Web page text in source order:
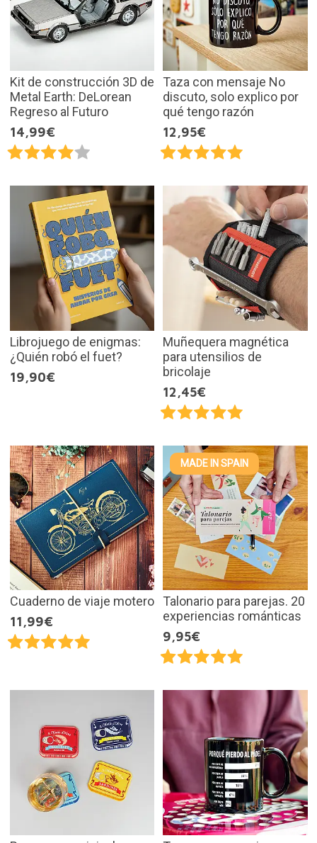
Kit de construcción 3D de
Metal Earth: DeLorean
Regreso al Futuro
14,99€
Taza con mensaje No
discuto, solo explico por
qué tengo razón
12,95€
Librojuego de enigmas:
¿Quién robó el fuet?
19,90€
Muñequera magnética
para utensilios de
bricolaje
12,45€
Cuaderno de viaje motero
11,99€
MADE IN SPAIN
Talonario para parejas. 20
experiencias románticas
9,95€